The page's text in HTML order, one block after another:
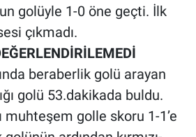
golüyle 1-0 öne geçti. İlk
çıkmadı.
beraberlik golü arayan
golü 53.dakikada buldu.
muhteşem golle skoru 1-1’e